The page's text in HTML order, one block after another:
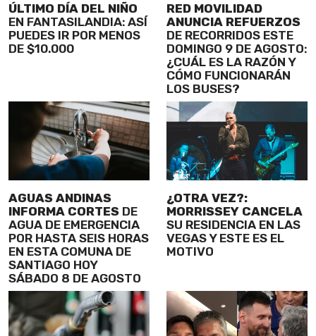
ÚLTIMO DÍA DEL NIÑO
EN FANTASILANDIA: ASÍ
PUEDES IR POR MENOS
DE $10.000
RED MOVILIDAD
ANUNCIA REFUERZOS
DE RECORRIDOS ESTE
DOMINGO 9 DE AGOSTO:
¿CUÁL ES LA RAZÓN Y
CÓMO FUNCIONARÁN
LOS BUSES?
AGUAS ANDINAS
INFORMA CORTES DE
AGUA DE EMERGENCIA
POR HASTA SEIS HORAS
EN ESTA COMUNA DE
SANTIAGO HOY
SÁBADO 8 DE AGOSTO
¿OTRA VEZ?:
MORRISSEY CANCELA
SU RESIDENCIA EN LAS
VEGAS Y ESTE ES EL
MOTIVO